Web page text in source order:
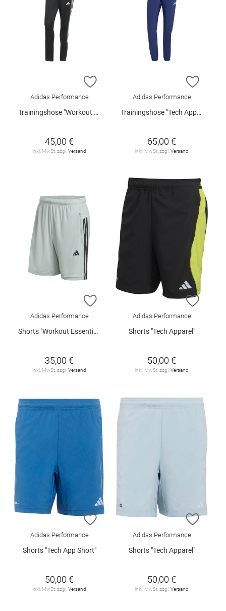
ZUR WUNSCHLISTE HINZUFÜGEN
Adidas Performance
Trainingshose "Workout Essentials"
45,00 €
inkl. MwSt. zzgl. Versand
ZUR
Adidas Performance
Trainingshose "Tech Apparel"
65,00 €
inkl. MwSt. zzgl. Versand
ZUR WUNSCHLISTE HINZUFÜGEN
Adidas Performance
Shorts "Workout Essentials Base"
35,00 €
inkl. MwSt. zzgl. Versand
ZUR
Adidas Performance
Shorts "Tech Apparel"
50,00 €
inkl. MwSt. zzgl. Versand
ZUR WUNSCHLISTE HINZUFÜGEN
Adidas Performance
Shorts "Tech App Short"
50,00 €
inkl. MwSt. zzgl. Versand
ZUR
Adidas Performance
Shorts "Tech Apparel"
50,00 €
inkl. MwSt. zzgl. Versand